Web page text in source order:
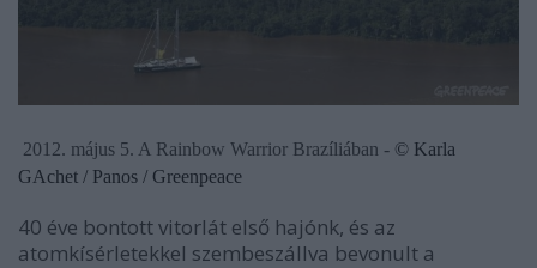
2012. május 5. A Rainbow Warrior Brazíliában - © Karla
GAchet / Panos / Greenpeace
40 éve bontott vitorlát első hajónk, és az
atomkísérletekkel szembeszállva bevonult a